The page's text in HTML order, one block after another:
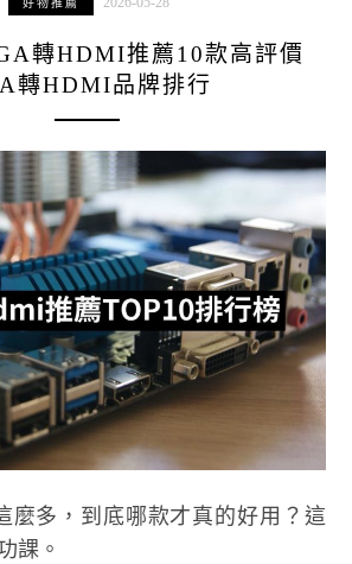
好物推薦
轉HDMI推薦10款高評價
轉HDMI品牌排行
麼多，到底哪款才真的好用？這
課。